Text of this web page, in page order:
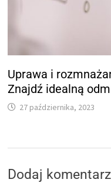
Uprawa i
Znajdź idealną
27 października, 2023
Dodaj komentarz